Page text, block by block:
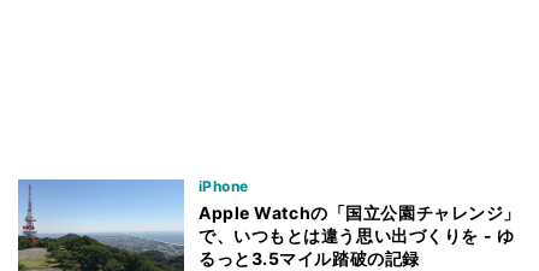
iPhone
Apple Watchの「国立公園チャレンジ」
で、いつもとは違う思い出づくりを - ゆ
るっと3.5マイル踏破の記録